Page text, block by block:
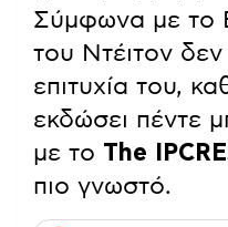
Σύμφωνα με το
του Ντέιτον
επιτυχία του,
εκδώσει πέντε
με το The
πιο γνωστό.